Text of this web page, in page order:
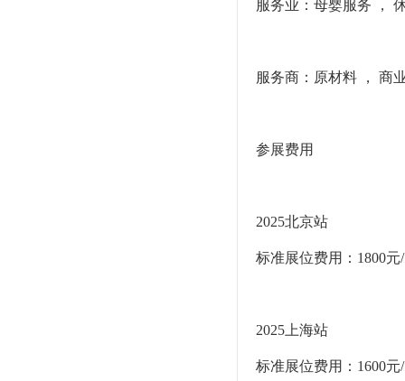
服务业：母婴服务 ，
服务商：原材料 ， 商
参展费用
2025北京站
标准展位费用：1800
2025上海站
标准展位费用：1600